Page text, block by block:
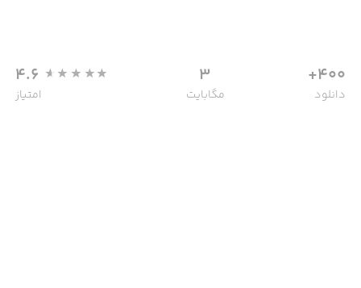
400+
دانلود
3
مگابایت
4.6
امتیاز